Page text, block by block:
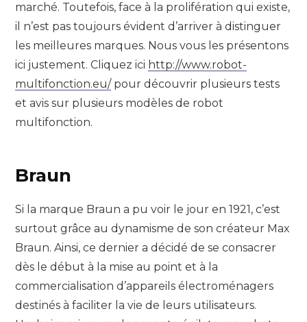
marché. Toutefois, face à la prolifération qui existe,
il n’est pas toujours évident d’arriver à distinguer
les meilleures marques. Nous vous les présentons
ici justement. Cliquez ici http://www.robot-
multifonction.eu/pour découvrir plusieurs tests
et avis sur plusieurs modèles de robot
multifonction.
Braun
Si la marque Braun a pu voir le jour en 1921, c’est
surtout grâce au dynamisme de son créateur Max
Braun. Ainsi, ce dernier a décidé de se consacrer
dès le début à la mise au point et à la
commercialisation d’appareils électroménagers
destinés à faciliter la vie de leurs utilisateurs.